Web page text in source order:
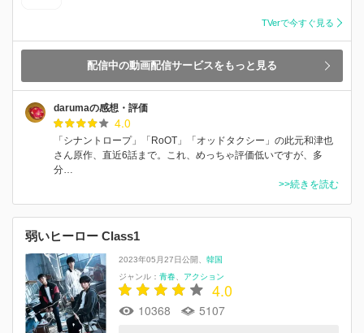
TVerで今すぐ見る
配信中の動画配信サービスをもっと見る
darumaの感想・評価
4.0
「シナントロープ」「RoOT」「オッドタクシー」の此元和津也
さん原作、直近6話まで。これ、めっちゃ評価低いですが、多
分…
>>続きを読む
弱いヒーロー Class1
2023年05月27日公開
韓国
ジャンル： 青春 アクション
4.0
10368 5107